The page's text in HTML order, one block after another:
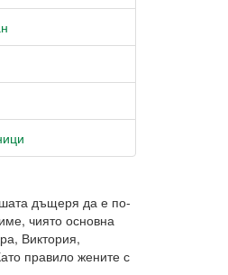
дъщеря да е по-
чиято основна
Виктория,
правило жените с